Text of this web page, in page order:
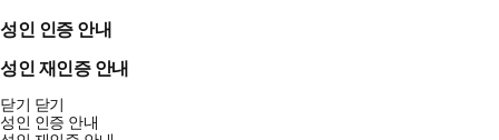
성인 인증 안내
성인 재인증 안내
닫기 닫기
성인 인증 안내